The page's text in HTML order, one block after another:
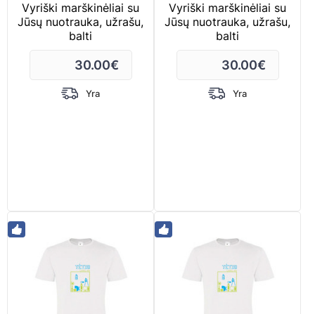
Vyriški marškinėliai su
Jūsų nuotrauka, užrašu,
balti
30.00€
Yra
Vyriški marškinėliai su
Jūsų nuotrauka, užrašu,
balti
30.00€
Yra